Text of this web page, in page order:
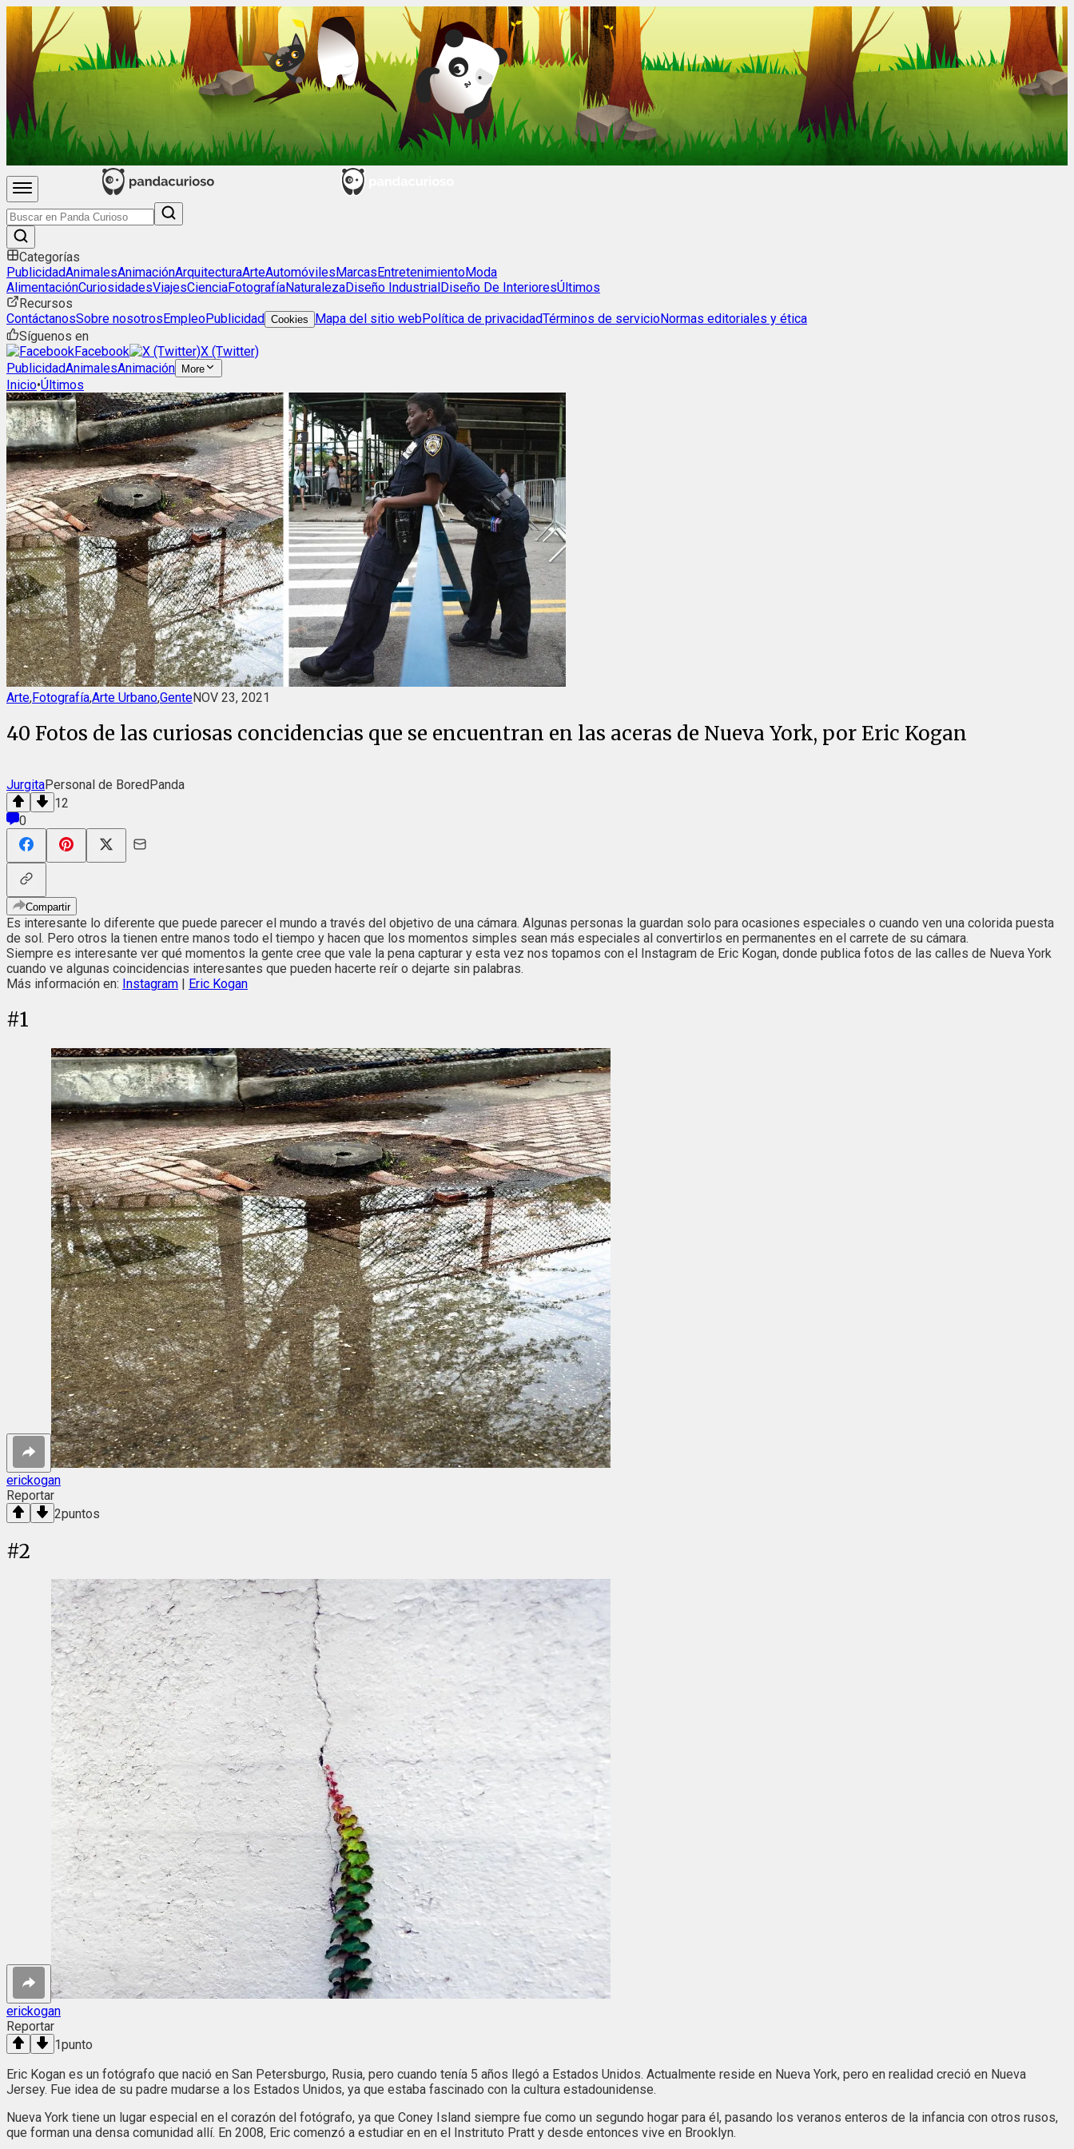
Categorías
PublicidadAnimalesAnimaciónArquitecturaArteAutomóvilesMarcasEntretenimientoModa
AlimentaciónCuriosidadesViajesCienciaFotografíaNaturalezaDiseño IndustrialDiseño De InterioresÚltimos
Recursos
ContáctanosSobre nosotrosEmpleoPublicidad Cookies Mapa del sitio webPolítica de privacidadTérminos de servicioNormas editoriales y ética
Síguenos en
Facebook
X (Twitter)
PublicidadAnimalesAnimación More
Inicio•Últimos
Arte,Fotografía,Arte Urbano,GenteNOV 23, 2021
40 Fotos de las curiosas concidencias que se encuentran en las aceras de Nueva York, por Eric Kogan
JurgitaPersonal de BoredPanda
12
0
Compartir
Es interesante lo diferente que puede parecer el mundo a través del objetivo de una cámara. Algunas personas la guardan solo para ocasiones especiales o cuando ven una colorida puesta
de sol. Pero otros la tienen entre manos todo el tiempo y hacen que los momentos simples sean más especiales al convertirlos en permanentes en el carrete de su cámara.
Siempre es interesante ver qué momentos la gente cree que vale la pena capturar y esta vez nos topamos con el Instagram de Eric Kogan, donde publica fotos de las calles de Nueva York
cuando ve algunas coincidencias interesantes que pueden hacerte reír o dejarte sin palabras.
Más información en: Instagram | Eric Kogan
#1
erickogan
Reportar
2puntos
#2
erickogan
Reportar
1punto
Eric Kogan es un fotógrafo que nació en San Petersburgo, Rusia, pero cuando tenía 5 años llegó a Estados Unidos. Actualmente reside en Nueva York, pero en realidad creció en Nueva
Jersey. Fue idea de su padre mudarse a los Estados Unidos, ya que estaba fascinado con la cultura estadounidense.
Nueva York tiene un lugar especial en el corazón del fotógrafo, ya que Coney Island siempre fue como un segundo hogar para él, pasando los veranos enteros de la infancia con otros rusos,
que forman una densa comunidad allí. En 2008, Eric comenzó a estudiar en en el Instrituto Pratt y desde entonces vive en Brooklyn.